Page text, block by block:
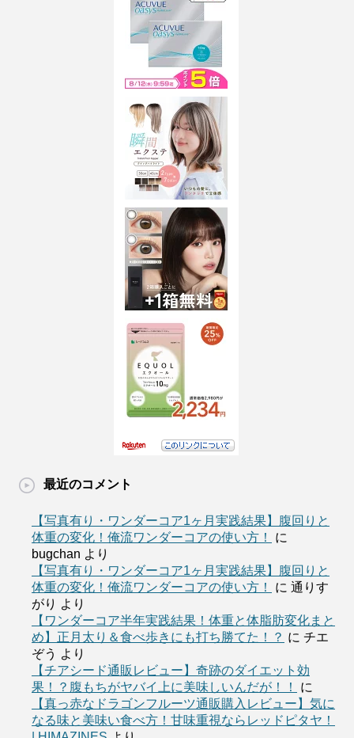
最近のコメント
【写真有り・ワンダーコア1ヶ月実践結果】腹回りと
体重の変化！俺流ワンダーコアの使い方！
に
bugchan より
【写真有り・ワンダーコア1ヶ月実践結果】腹回りと
体重の変化！俺流ワンダーコアの使い方！
に 通りす
がり より
【ワンダーコア半年実践結果！体重と体脂肪変化まと
め】正月太り＆食べ歩きにも打ち勝てた！？ に チエ
ぞう より
【チアシード通販レビュー】奇跡のダイエット効
果！？腹もちがヤバイ上に美味しいんだが！！
に
【真っ赤なドラゴンフルーツ通販購入レビュー】気に
なる味と美味い食べ方！甘味重視ならレッドピタヤ！